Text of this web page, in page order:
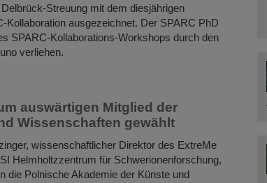
Streuung mit dem diesjährigen
Kollaboration ausgezeichnet. Der SPARC PhD
SPARC-Kollaborations-Workshops durch den
verliehen.
auswärtigen Mitglied der
Wissenschaften gewählt
wissenschaftlicher Direktor des ExtreMe
Helmholtzzentrum für Schwerionenforschung,
die Polnische Akademie der Künste und